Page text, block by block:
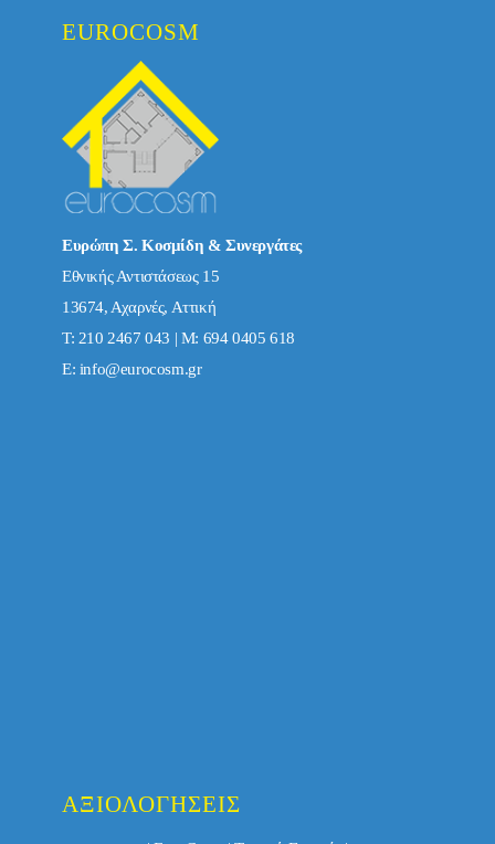
EUROCOSM
Ευρώπη Σ. Κοσμίδη & Συνεργάτες
Εθνικής Αντιστάσεως 15
13674, Αχαρνές, Αττική
Τ: 210 2467 043 | Μ: 694 0405 618
E: info@eurocosm.gr
ΑΞΙΟΛΟΓΉΣΕΙΣ